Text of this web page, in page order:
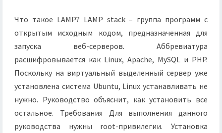
Что такое LAMP? LAMP stack – группа программ с
открытым исходным кодом, предназначенная для
запуска веб-серверов. Аббревиатура
расшифровывается как Linux, Apache, MySQL и PHP.
Поскольку на виртуальный выделенный сервер уже
установлена система Ubuntu, Linux устанавливать не
нужно. Руководство объяснит, как установить все
остальное. Требования Для выполнения данного
руководства нужны root-привилегии. Установка